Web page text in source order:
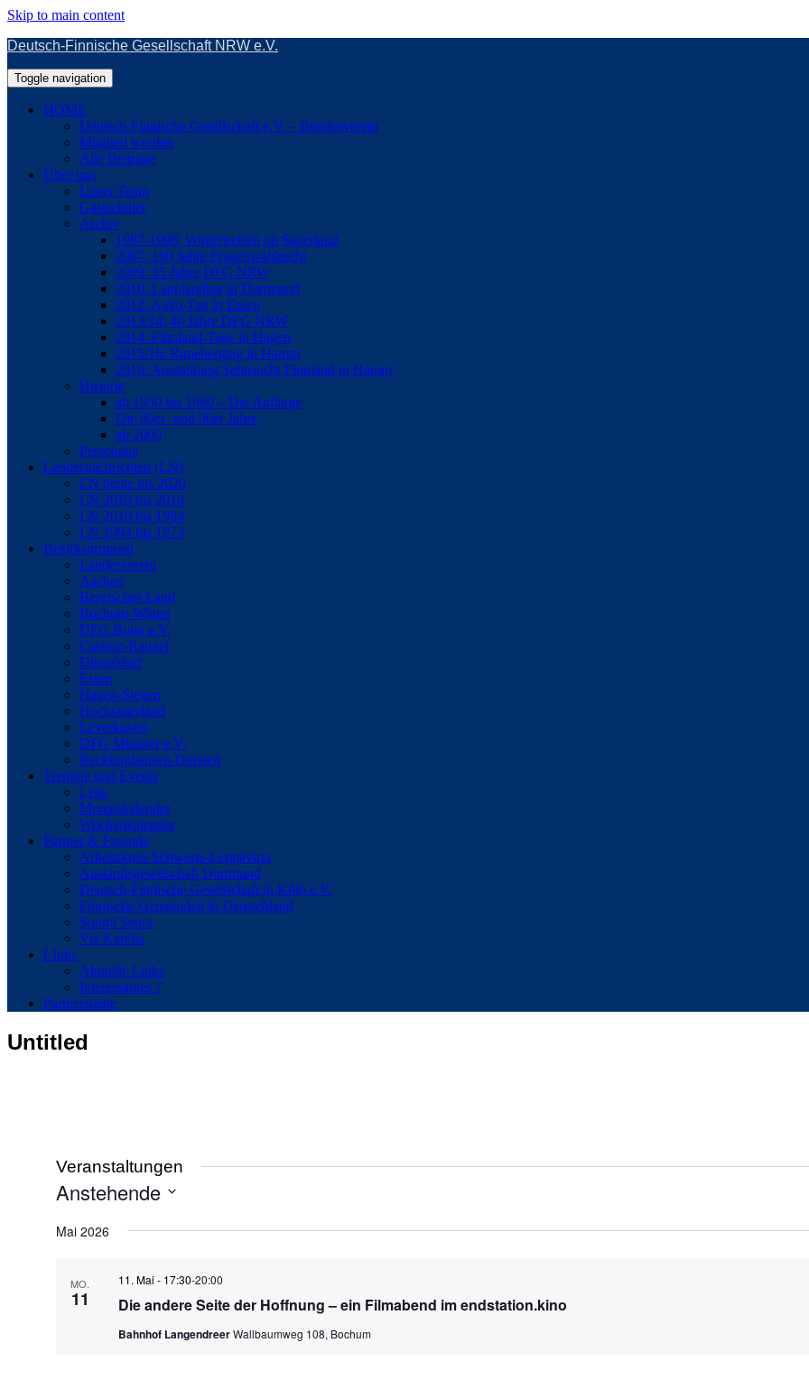
Skip to main content
Deutsch-Finnische Gesellschaft NRW e.V.
Toggle navigation
HOME
Deutsch-Finnische Gesellschaft e.V. – Bundesverein
Mitglied werden
Alle Beiträge
Über uns
Unser Team
Gastschüler
Archiv
1987-1998: Wintertreffen im Sauerland
2007: 100 Jahre Frauenwahlrecht
2009: 35 Jahre DFG NRW
2010: Lapplandtag in Dortmund
2012: Aalto-Tag in Essen
2013/14: 40 Jahre DFG NRW
2014: Finnland-Tage in Hagen
2015/16: Runebergtag in Hamm
2016: Ausstellung Sehnsucht Finnland in Hamm
Historie
ab 1950 bis 1980 – Die Anfänge
Die 80er- und 90er Jahre
ab 2000
Personalia
Landesnachrichten (LN)
LN heute bis 2020
LN 2019 bis 2010
LN 2010 bis 1994
LN 1994 bis 1973
Bezirksgruppen
Landesverein
Aachen
Bergisches Land
Bochum-Witten
DFG Bonn e.V.
Castrop-Rauxel
Düsseldorf
Essen
Hagen-Siegen
Hochsauerland
Leverkusen
DFG Münster e.V.
Recklinghausen-Dorsten
Termine und Events
Liste
Monatskalender
Wochenkalender
Partner & Freunde
Arbeitskreis Schwerte-Leppävirta
Auslandsgesellschaft Dortmund
Deutsch-Finnische Gesellschaft in Köln e.V.
Finnische Gemeinden in Deutschland
Suomi Seura
Via Karelia
LInks
Aktuelle Links
Interessantes ?
Partnerstädte
Untitled
Veranstaltungen
Anstehende
wählen.
Mai 2026
MO.
11 Die andere Seite der Hoffnung – ein Filmabend im endstation.kino
11. Mai - 17:30-20:00
Bahnhof LangendreerWallbaumweg 108, Bochum